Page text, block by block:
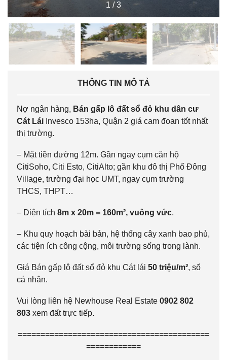
1 /3
THÔNG TIN MÔ TẢ
Nợ ngân hàng, Bán gấp lô đất sổ đỏ khu dân cư
Cát Lái Invesco 153ha, Quận 2 giá cam đoan tốt nhất
thị trường.
– Mặt tiền đường 12m. Gần ngay cụm căn hộ
CitiSoho, Citi Esto, CitiAlto; gần khu đô thị Phố Đông
Village, trường đại học UMT, ngay cụm trường
THCS, THPT…
– Diện tích 8m x 20m = 160m², vuông vức.
– Khu quy hoạch bài bản, hệ thống cây xanh bao phủ,
các tiện ích công cộng, môi trường sống trong lành.
Giá Bán gấp lô đất sổ đỏ khu Cát lái 50 triệu/m², sổ
cá nhân.
Vui lòng liên hệ Newhouse Real Estate 0902 802
803 xem đất trực tiếp.
==========================================
============